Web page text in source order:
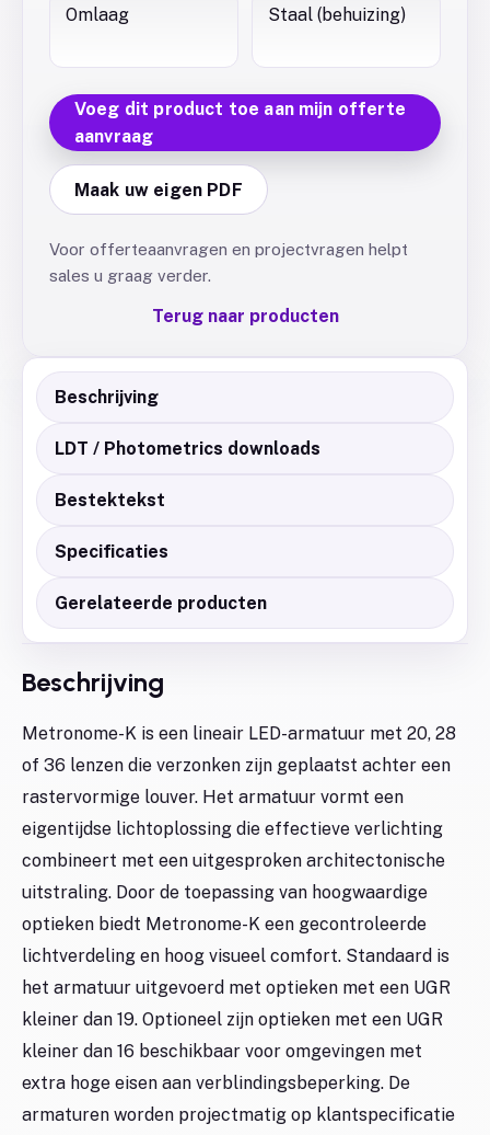
Omlaag Staal (behuizing)
Voeg dit product toe aan mijn offerte
aanvraag
Maak uw eigen PDF
Voor offerteaanvragen en projectvragen helpt
sales u graag verder.
Terug naar producten
Beschrijving
LDT / Photometrics downloads
Bestektekst
Specificaties
Gerelateerde producten
Beschrijving
Metronome-K is een lineair LED-armatuur met 20, 28
of 36 lenzen die verzonken zijn geplaatst achter een
rastervormige louver. Het armatuur vormt een
eigentijdse lichtoplossing die effectieve verlichting
combineert met een uitgesproken architectonische
uitstraling. Door de toepassing van hoogwaardige
optieken biedt Metronome-K een gecontroleerde
lichtverdeling en hoog visueel comfort. Standaard is
het armatuur uitgevoerd met optieken met een UGR
kleiner dan 19. Optioneel zijn optieken met een UGR
kleiner dan 16 beschikbaar voor omgevingen met
extra hoge eisen aan verblindingsbeperking. De
armaturen worden projectmatig op klantspecificatie